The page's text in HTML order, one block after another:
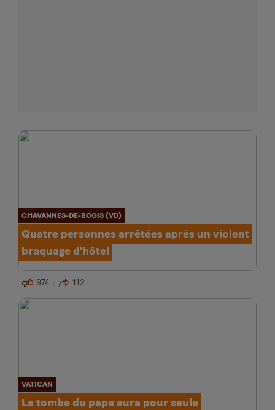
CHAVANNES-DE-BOGIS (VD)
Quatre personnes arrêtées après un violent
braquage d'hôtel
974 112
VATICAN
La tombe du pape aura pour seule